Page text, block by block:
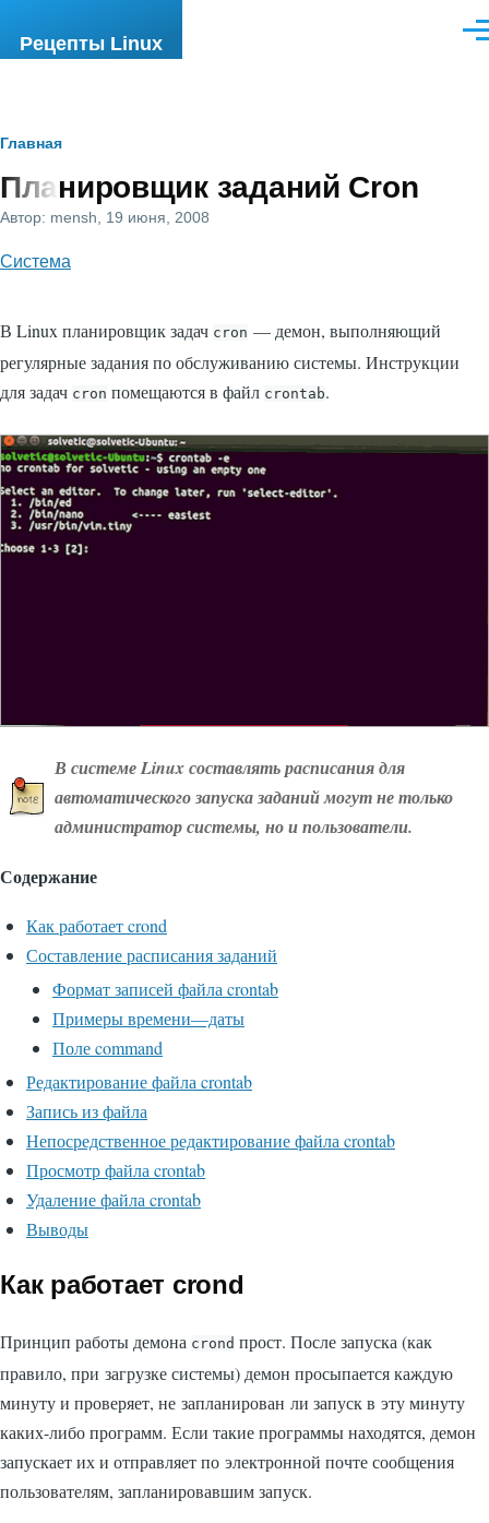
Рецепты Linux
Строка
навигации
Главная
Планировщик заданий Cron
Автор: mensh , 19 июня, 2008
Система
В Linux планировщик задач cron — демон, выполняющий
регулярные задания по обслуживанию системы. Инструкции
для задач cron помещаются в файл crontab.
В системе Linux составлять расписания для
автоматического запуска заданий могут не только
администратор системы, но и пользователи.
Содержание
Как работает crond
Составление расписания заданий
Формат записей файла crontab
Примеры времени—даты
Поле command
Редактирование файла crontab
Запись из файла
Непосредственное редактирование файла crontab
Просмотр файла crontab
Удаление файла crontab
Выводы
Как работает crond
Принцип работы демона crond прост. После запуска (как
правило, при загрузке системы) демон просыпается каждую
минуту и проверяет, не запланирован ли запуск в эту минуту
каких-либо программ. Если такие программы находятся, демон
запускает их и отправляет по электронной почте сообщения
пользователям, запланировавшим запуск.